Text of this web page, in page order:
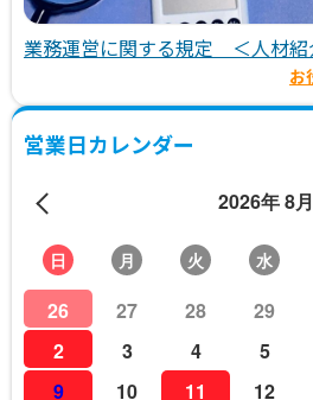
業務運営に関する規定 ＜人材紹
お
営業日カレンダー
2026年 8月
日 月 火 水
26 27 28 29
2
3 4 5
9
10 11 12